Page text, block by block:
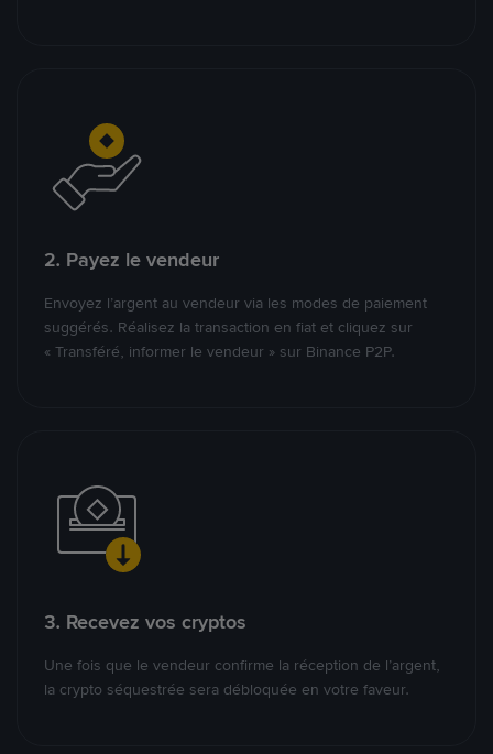
2. Payez le vendeur
Envoyez l’argent au vendeur via les modes de paiement
suggérés. Réalisez la transaction en fiat et cliquez sur
« Transféré, informer le vendeur » sur Binance P2P.
3. Recevez vos cryptos
Une fois que le vendeur confirme la réception de l’argent,
la crypto séquestrée sera débloquée en votre faveur.